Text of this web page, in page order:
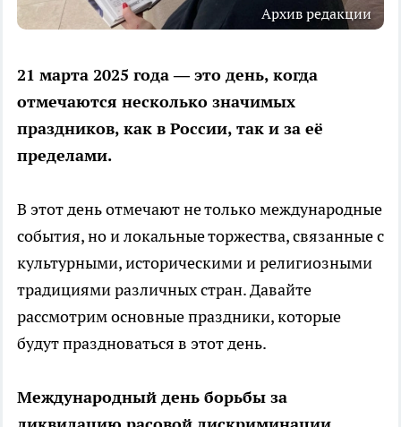
Архив редакции
21 марта 2025 года — это день, когда
отмечаются несколько значимых
праздников, как в России, так и за её
пределами.
В этот день отмечают не только международные
события, но и локальные торжества, связанные с
культурными, историческими и религиозными
традициями различных стран. Давайте
рассмотрим основные праздники, которые
будут праздноваться в этот день.
Международный день борьбы за